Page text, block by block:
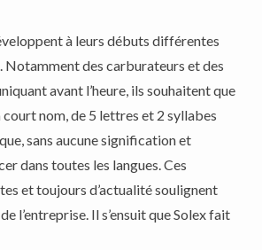
à leurs débuts différentes
Notamment des carburateurs et des
avant l’heure, ils souhaitent que
court nom, de 5 lettres et 2 syllabes
sans aucune signification et
dans toutes les langues. Ces
et toujours d’actualité soulignent
l’entreprise. Il s’ensuit que Solex fait